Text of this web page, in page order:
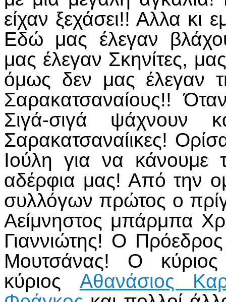
είχαν ξεχάσει!! Αλλα κι
Εδώ μας έλεγαν
μας έλεγαν Σκηνίτες,
όμως δεν μας έλεγαν
Σαρακατσαναίους!!
Σιγά-σιγά ψάχνουν
Σαρακατσαναίικες!
Ιούλη για να
αδέρφια μας! Από την
συλλόγων πρώτος ο
Αείμνηστος μπάρμπα
Γιαννιώτης! Ο
Μουτσάνας! Ο
κύριος Αθανάσιος